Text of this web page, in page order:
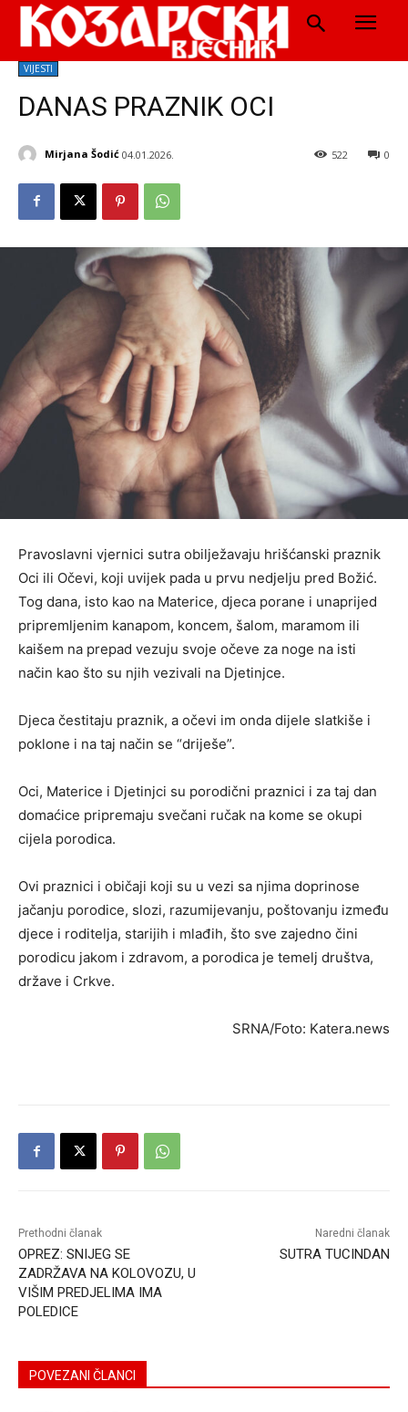
VIJESTI
DANAS PRAZNIK OCI
Mirjana Šodić 04.01.2026. 0
522
Pravoslavni vjernici sutra obilježavaju hrišćanski praznik
Oci ili Očevi, koji uvijek pada u prvu nedjelju pred Božić.
Tog dana, isto kao na Materice, djeca porane i unaprijed
pripremljenim kanapom, koncem, šalom, maramom ili
kaišem na prepad vezuju svoje očeve za noge na isti
način kao što su njih vezivali na Djetinjce.
Djeca čestitaju praznik, a očevi im onda dijele slatkiše i
poklone i na taj način se “driješe”.
Oci, Materice i Djetinjci su porodični praznici i za taj dan
domaćice pripremaju svečani ručak na kome se okupi
cijela porodica.
Ovi praznici i običaji koji su u vezi sa njima doprinose
jačanju porodice, slozi, razumijevanju, poštovanju između
djece i roditelja, starijih i mlađih, što sve zajedno čini
porodicu jakom i zdravom, a porodica je temelj društva,
države i Crkve.
SRNA/Foto: Katera.news
Prethodni članak
OPREZ: SNIJEG SE
ZADRŽAVA NA KOLOVOZU, U
VIŠIM PREDJELIMA IMA
POLEDICE
Naredni članak
SUTRA TUCINDAN
POVEZANI ČLANCI